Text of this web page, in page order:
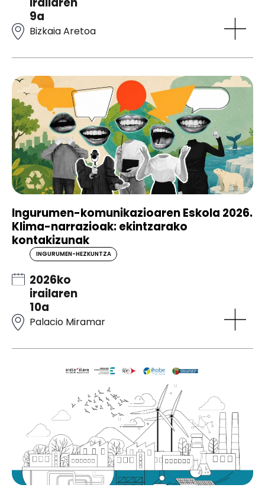
9a
Bizkaia Aretoa
Ingurumen-komunikazioaren Eskola 2026.
Klima-narrazioak: ekintzarako
kontakizunak
INGURUMEN-HEZKUNTZA
2026ko
irailaren
10a
Palacio Miramar